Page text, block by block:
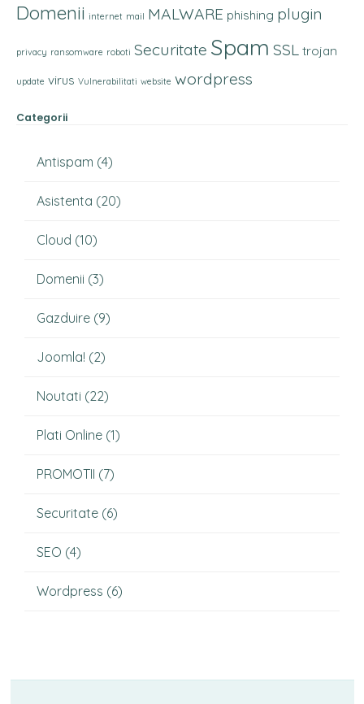
Domenii internet mail MALWARE phishing plugin
privacy ransomware roboti Securitate Spam SSL trojan
update virus Vulnerabilitati website wordpress
Categorii
Antispam (4)
Asistenta (20)
Cloud (10)
Domenii (3)
Gazduire (9)
Joomla! (2)
Noutati (22)
Plati Online (1)
PROMOTII (7)
Securitate (6)
SEO (4)
Wordpress (6)